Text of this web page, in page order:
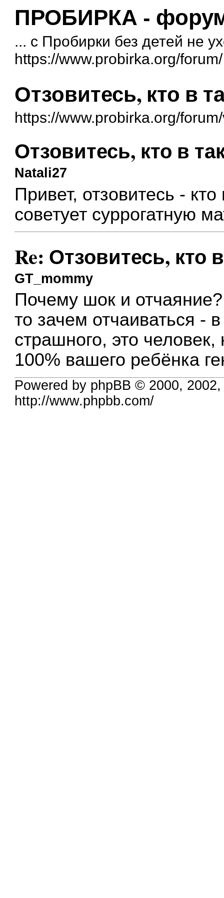
ПРОБИРКА - форум
... с Пробирки без детей не
https://www.probirka.org/forum/
Отзовитесь, кто в
https://www.probirka.org/
Отзовитесь, кто в
Natali27
Привет, отзовитесь -
советует суррогатную
Re: Отзовитесь, кто
GT_mommy
Почему шок и
то зачем отчаиваться -
страшного, это
100% вашего ребёнка
Powered by phpBB © 2000,
http://www.phpbb.com/